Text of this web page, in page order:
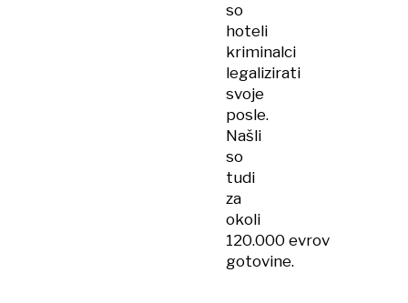
so
hoteli
kriminalci
legalizirati
svoje
posle.
Našli
so
tudi
za
okoli
120.000 evrov
gotovine.